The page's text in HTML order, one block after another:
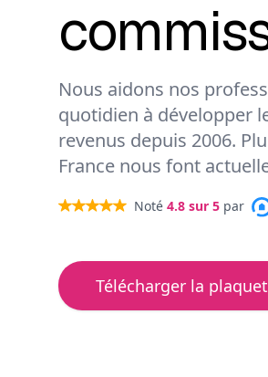
Nous aidons nos
quotidien à développer
revenus depuis 2006.
France nous font
Noté 4.8 sur 5 par
Télécharger la